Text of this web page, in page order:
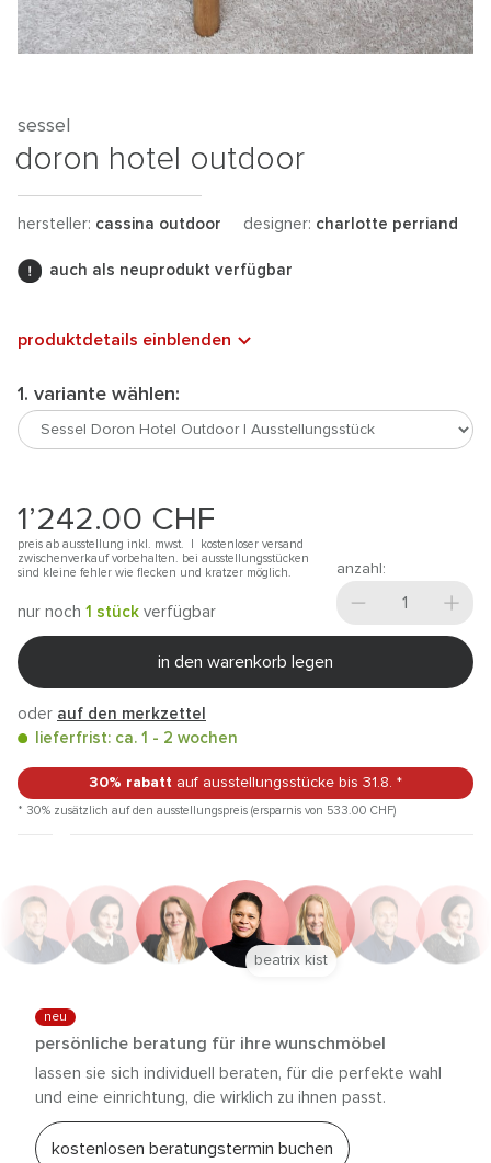
sessel
doron hotel outdoor
hersteller: cassina outdoor designer: charlotte perriand
auch als neuprodukt verfügbar
produktdetails einblenden
1. variante wählen:
1’242.00 CHF
preis ab ausstellung inkl. mwst. |
kostenloser versand
zwischenverkauf vorbehalten. bei ausstellungsstücken
sind kleine fehler wie flecken und kratzer möglich.
nur noch 1 stück verfügbar
anzahl:
in den warenkorb legen
oder auf den merkzettel
lieferfrist: ca. 1 - 2 wochen
30% rabatt auf ausstellungsstücke bis 31.8. *
* 30% zusätzlich auf den ausstellungspreis (ersparnis von 533.00 CHF)
neu
persönliche beratung für ihre wunschmöbel
lassen sie sich individuell beraten, für die perfekte wahl
und eine einrichtung, die wirklich zu ihnen passt.
kostenlosen beratungstermin buchen
beatrix kist